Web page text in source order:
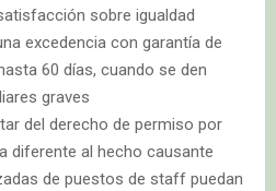
sobre igualdad
excedencia con garantía de
60 días, cuando se den
graves
del derecho de permiso por
diferente al hecho causante
de puestos de staff puedan